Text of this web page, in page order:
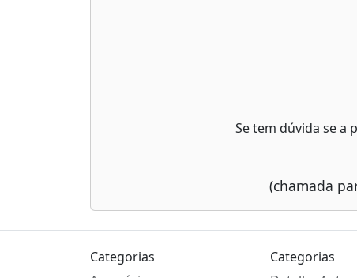
Se tem dúvida se a
(chamada
Categorias
Categorias